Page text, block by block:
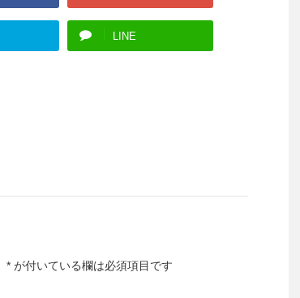
LINE
* が付いている欄は必須項目です